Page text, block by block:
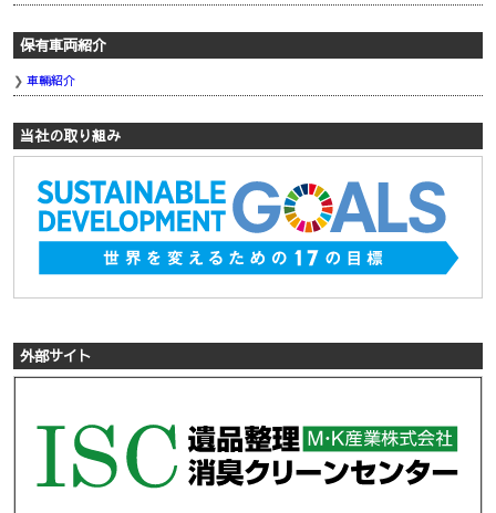
保有車両紹介
車輛紹介
当社の取り組み
外部サイト